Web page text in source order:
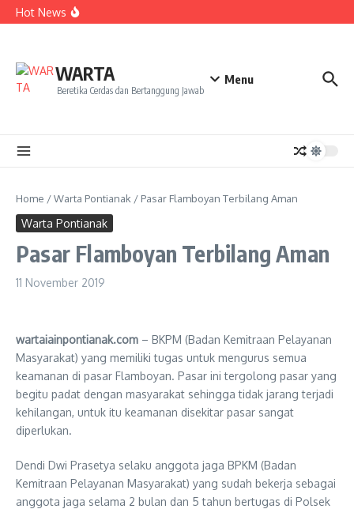
Lewati ke konten
Hot News
ke NCC 4 Bali
Sukseskan Kerja Bakti di Anjungan Melancar
WARTA
Beretika Cerdas dan Bertanggung Jawab
Menu
Home /Warta Pontianak / Pasar Flamboyan Terbilang Aman
Warta Pontianak
Pasar Flamboyan Terbilang Aman
11 November 2019
wartaiainpontianak.com – BKPM (Badan Kemitraan Pelayanan
Masyarakat) yang memiliki tugas untuk mengurus semua
keamanan di pasar Flamboyan. Pasar ini tergolong pasar yang
begitu padat dengan masyarakat sehingga tidak jarang terjadi
kehilangan, untuk itu keamanan disekitar pasar sangat
diperlukan.
Dendi Dwi Prasetya selaku anggota jaga BPKM (Badan
Kemitraan Pelayanan Masyarakat) yang sudah bekerja sebagai
anggota jaga selama 2 bulan dan 5 tahun bertugas di Polsek